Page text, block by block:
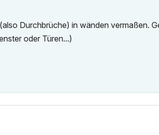
Durchbrüche) in wänden vermaßen.
oder Türen...)